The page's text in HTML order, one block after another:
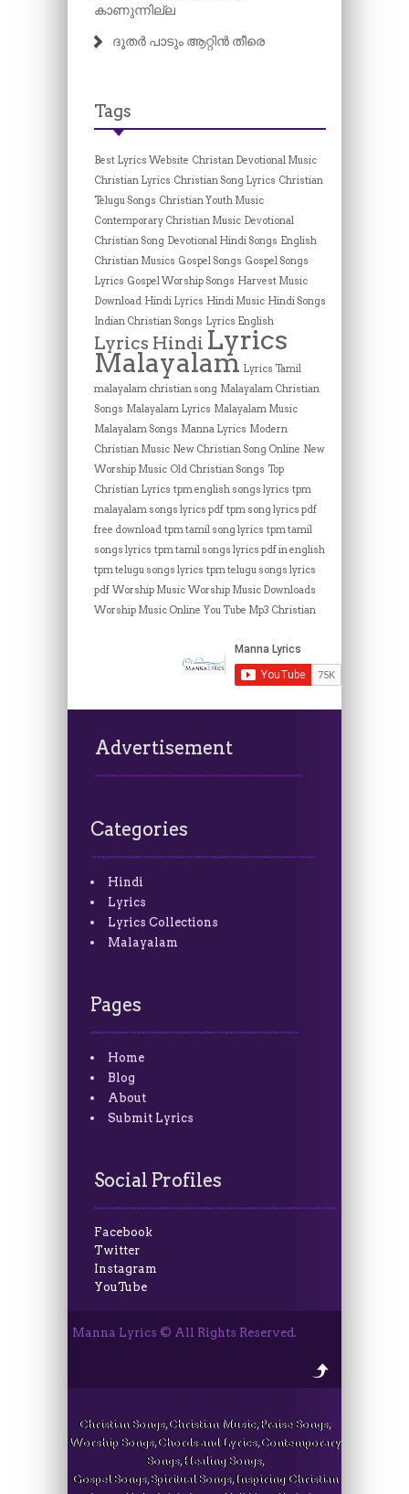
കാണുന്നില്ല
ദൂതർ പാടും ആറ്റിൻ തീരെ
Tags
Best Lyrics Website Christan Devotional Music
Christian Lyrics Christian Song Lyrics Christian
Telugu Songs Christian Youth Music
Contemporary Christian Music Devotional
Christian Song Devotional Hindi Songs English
Christian Musics Gospel Songs Gospel Songs
Lyrics Gospel Worship Songs Harvest Music
Download Hindi Lyrics Hindi Music Hindi Songs
Indian Christian Songs Lyrics English
Lyrics Hindi Lyrics
Malayalam Lyrics Tamil
malayalam christian song Malayalam Christian
Songs Malayalam Lyrics Malayalam Music
Malayalam Songs Manna Lyrics Modern
Christian Music New Christian Song Online New
Worship Music Old Christian Songs Top
Christian Lyrics tpm english songs lyrics tpm
malayalam songs lyrics pdf tpm song lyrics pdf
free download tpm tamil song lyrics tpm tamil
songs lyrics tpm tamil songs lyrics pdf in english
tpm telugu songs lyrics tpm telugu songs lyrics
pdf Worship Music Worship Music Downloads
Worship Music Online You Tube Mp3 Christian
Advertisement
Categories
Hindi
Lyrics
Lyrics Collections
Malayalam
Pages
Home
Blog
About
Submit Lyrics
Social Profiles
Facebook
Twitter
Instagram
YouTube
Manna Lyrics © All Rights Reserved.
Christian Songs, Christian Music, Praise Songs,
Worship Songs, Chords and Lyrics, Contemporary
Songs, Healing Songs,
Gospel Songs, Spiritual Songs, Inspiring Christian